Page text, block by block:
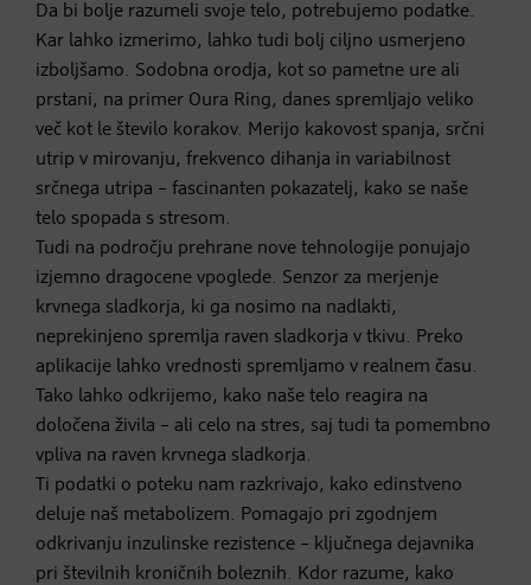
Da bi bolje razumeli svoje telo, potrebujemo podatke.
Kar lahko izmerimo, lahko tudi bolj ciljno usmerjeno
izboljšamo. Sodobna orodja, kot so pametne ure ali
prstani, na primer Oura Ring, danes spremljajo veliko
več kot le število korakov. Merijo kakovost spanja, srčni
utrip v mirovanju, frekvenco dihanja in variabilnost
srčnega utripa – fascinanten pokazatelj, kako se naše
telo spopada s stresom.
Tudi na področju prehrane nove tehnologije ponujajo
izjemno dragocene vpoglede. Senzor za merjenje
krvnega sladkorja, ki ga nosimo na nadlakti,
neprekinjeno spremlja raven sladkorja v tkivu. Preko
aplikacije lahko vrednosti spremljamo v realnem času.
Tako lahko odkrijemo, kako naše telo reagira na
določena živila – ali celo na stres, saj tudi ta pomembno
vpliva na raven krvnega sladkorja.
Ti podatki o poteku nam razkrivajo, kako edinstveno
deluje naš metabolizem. Pomagajo pri zgodnjem
odkrivanju inzulinske rezistence – ključnega dejavnika
pri številnih kroničnih boleznih. Kdor razume, kako